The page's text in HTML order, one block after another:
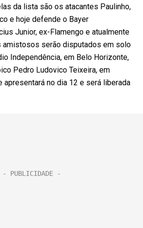
da lista são os atacantes Paulinho,
e hoje defende o Bayer
Junior, ex-Flamengo e atualmente
amistosos serão disputados em solo
Independência, em Belo Horizonte,
Pedro Ludovico Teixeira, em
apresentará no dia 12 e será liberada